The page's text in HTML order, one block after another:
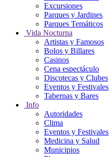
Excursiones
Parques y Jardines
Parques Temáticos
Vida Nocturna
Artistas y Famosos
Bolos y Billares
Casinos
Cena espectáculo
Discotecas y Clubes
Eventos y Festivales
Tabernas y Bares
Info
Autoridades
Clima
Eventos y Festivales
Medicina y Salud
Municipios